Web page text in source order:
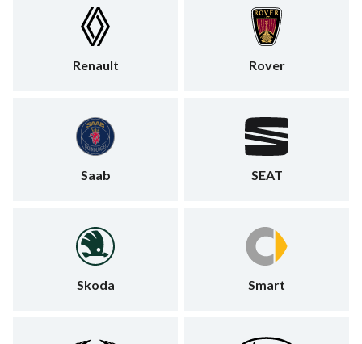
Renault Rover
Saab SEAT
Skoda Smart